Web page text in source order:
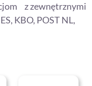
z zewnętrznymi
KBO, POST NL,